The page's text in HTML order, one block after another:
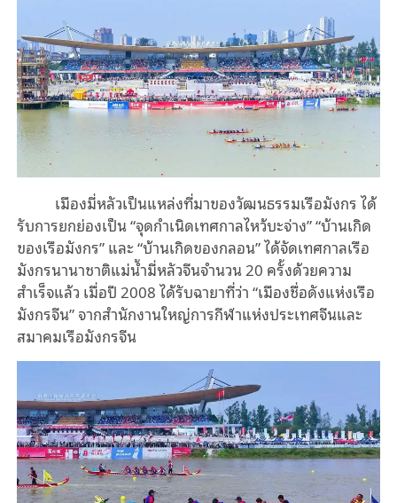
เมืองมี่หลัวเป็นแหล่งที่มาของวัฒนธรรมเรือมังกร ได้
รับการยกย่องเป็น “จุดกำเนิดเทศกาลไหว้บะจ่าง” “บ้านเกิด
ของเรือมังกร” และ “บ้านเกิดของกลอน” ได้จัดเทศกาลเรือ
มังกรนานาชาติแม่น้ำมี่หลัวจีนจำนวน 20 ครั้งด้วยความ
สำเร็จแล้ว เมื่อปี 2008 ได้รับฉายาที่ว่า “เมืองชื่อดังแห่งเรือ
มังกรจีน” จากสำนักงานใหญ่การกีฬาแห่งประเทศจีนและ
สมาคมเรือมังกรจีน